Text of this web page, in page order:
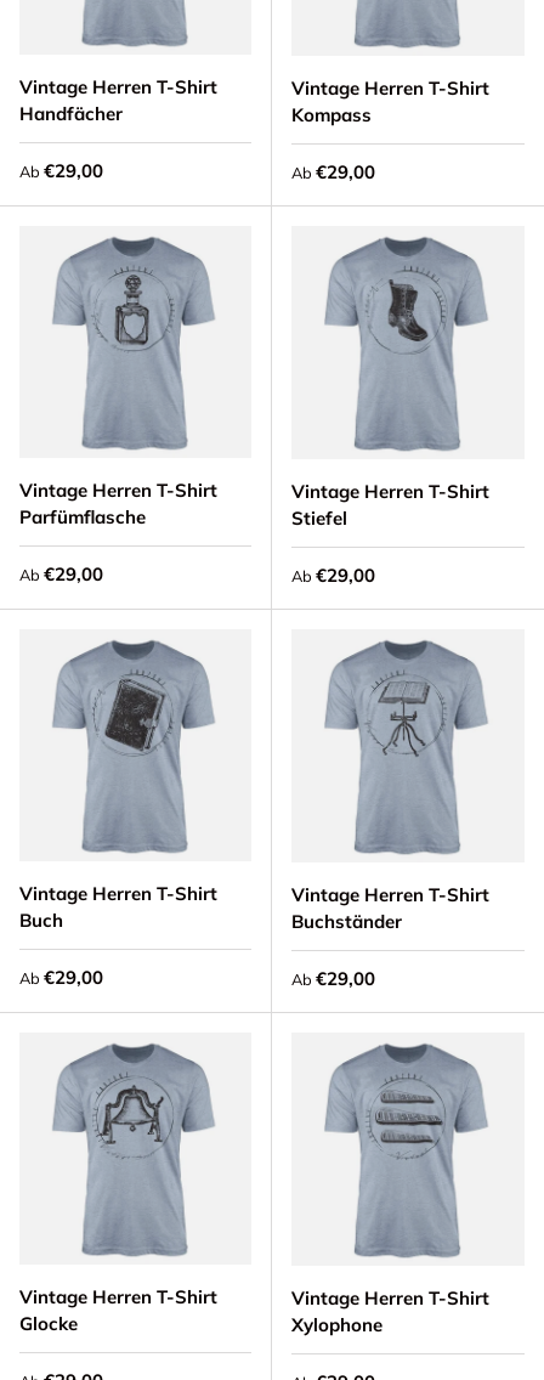
Vintage Herren T-Shirt
Handfächer
Ab Normaler Preis
€29,00
Vintage Herren T-Shirt
Kompass
Ab Normaler Preis
€29,00
Vintage Herren T-Shirt
Parfümflasche
Ab Normaler Preis
€29,00
Vintage Herren T-Shirt
Stiefel
Ab Normaler Preis
€29,00
Vintage Herren T-Shirt
Buch
Ab Normaler Preis
€29,00
Vintage Herren T-Shirt
Buchständer
Ab Normaler Preis
€29,00
Vintage Herren T-Shirt
Glocke
Vintage Herren T-Shirt
Xylophone